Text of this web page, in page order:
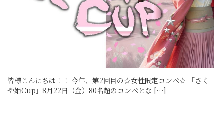
皆様こんにちは！！ 今年、第2回目の☆女性限定コンペ☆ 「さく
や姫Cup」8月22日（金）80名超のコンペとな […]